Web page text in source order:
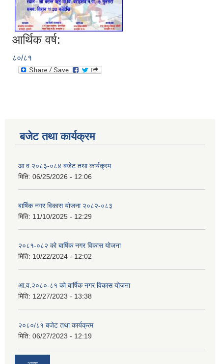
आर्थिक वर्ष:
८०/८१
बजेट तथा कार्यक्रम
आ.व.२०८३-०८४ बजेट तथा कार्यक्रम
मिति: 06/25/2026 - 12:06
बार्षिक नगर विकास योजना २०८२-०८३
मिति: 11/10/2025 - 12:29
२०८१-०८२ को बार्षिक नगर विकास योजना
मिति: 10/22/2024 - 12:02
आ.व.२०८०-८१ को बार्षिक नगर विकास योजना
मिति: 12/27/2023 - 13:38
२०८०/८१ बजेट तथा कार्यक्रम
मिति: 06/27/2023 - 12:19